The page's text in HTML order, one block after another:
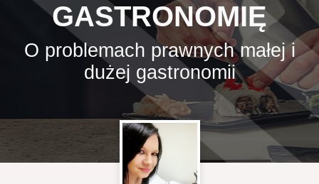
GASTRONOMIĘ
O problemach prawnych małej i
dużej gastronomii